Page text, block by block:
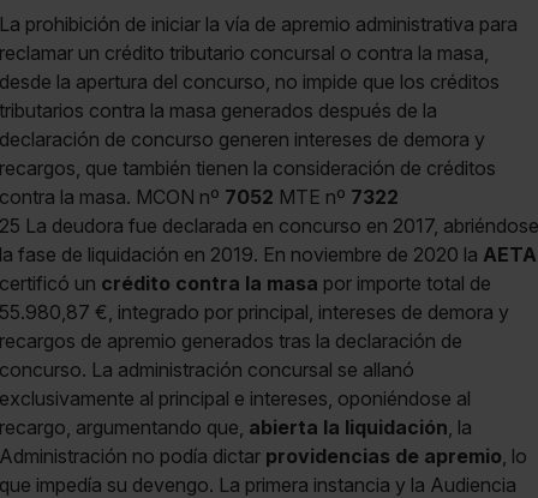
La prohibición de iniciar la vía de apremio administrativa para
reclamar un crédito tributario concursal o contra la masa,
desde la apertura del concurso, no impide que los créditos
tributarios contra la masa generados después de la
declaración de concurso generen intereses de demora y
recargos, que también tienen la consideración de créditos
contra la masa. MCON nº 7052 MTE nº 7322
25 La deudora fue declarada en concurso en 2017, abriéndose
la fase de liquidación en 2019. En noviembre de 2020 la AETA
certificó un crédito contra la masa por importe total de
55.980,87 €, integrado por principal, intereses de demora y
recargos de apremio generados tras la declaración de
concurso. La administración concursal se allanó
exclusivamente al principal e intereses, oponiéndose al
recargo, argumentando que, abierta la liquidación, la
Administración no podía dictar providencias de apremio, lo
que impedía su devengo. La primera instancia y la Audiencia